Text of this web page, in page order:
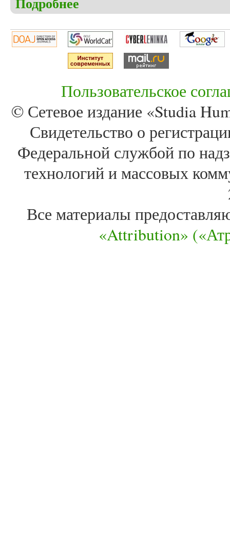
Пользовательское
© Сетевое издание «Studia
Свидетельство о
Федеральной службой по
технологий и массовых
Все материалы
«Attribution»